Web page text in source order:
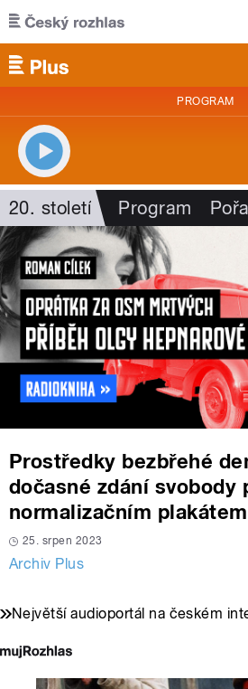
Přejít k hlavnímu obsahu
PROGRAM
20. století Program
Prostředky bezbřehé
dočasné zdání svobody
normalizačním plakátem
25. srpen 2023
Archiv Plus
Největší audioportál na českém